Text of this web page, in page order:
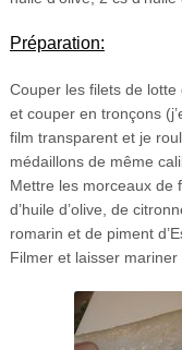
Préparation:
Couper les filets de lotte
et couper en tronçons
film transparent et je
médaillons de même
Mettre les morceaux de
d’huile d’olive, de
romarin et de piment
Filmer et laisser mariner